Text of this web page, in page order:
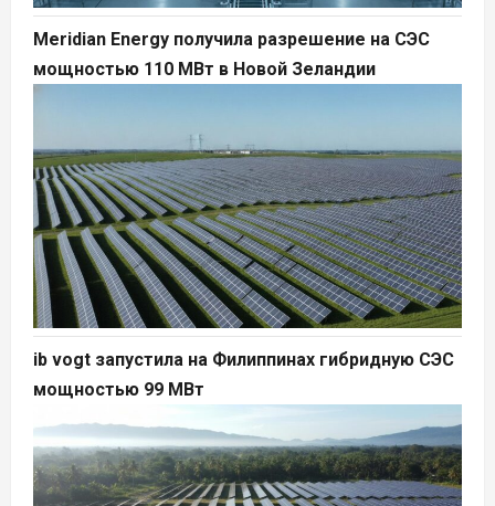
Meridian Energy получила разрешение на СЭС
мощностью 110 МВт в Новой Зеландии
ib vogt запустила на Филиппинах гибридную СЭС
мощностью 99 МВт